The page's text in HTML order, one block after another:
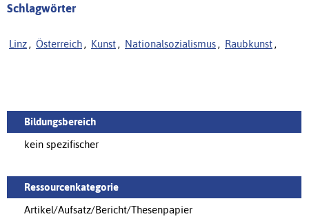
Schlagwörter
Linz , Österreich , Kunst , Nationalsozialismus , Raubkunst ,
Bildungsbereich
kein spezifischer
Ressourcenkategorie
Artikel/Aufsatz/Bericht/Thesenpapier